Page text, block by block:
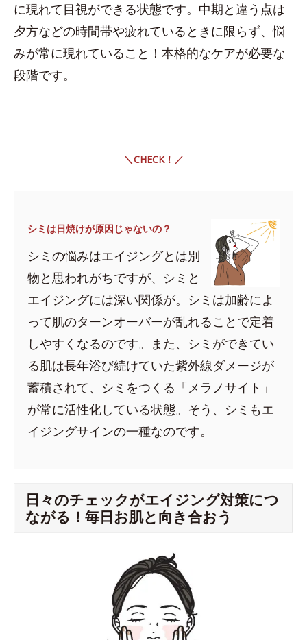
に現れて目視ができる状態です。中期と違う点は
夕方などの時間帯や疲れているときに限らず、悩
みが常に現れていること！本格的なケアが必要な
段階です。
＼CHECK！／
シミは日焼けが原因じゃないの？
シミの悩みはエイジングとは別
物と思われがちですが、シミと
エイジングには深い関係が。シミは加齢によ
って肌のターンオーバーが乱れることで定着
しやすくなるのです。また、シミができてい
る肌は長年浴び続けていた紫外線ダメージが
蓄積されて、シミをつくる「メラノサイト」
が常に活性化している状態。そう、シミもエ
イジングサインの一種なのです。
日々のチェックがエイジング対策につ
ながる！毎日お肌と向き合おう